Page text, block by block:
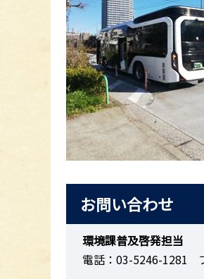
お問い合わせ
環境課普及啓発担当
電話：03-5246-1281